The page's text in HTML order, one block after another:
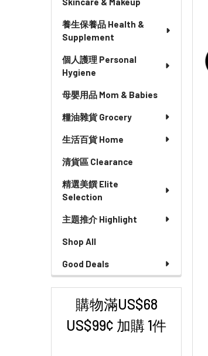
養生保養品 Health &
Supplement
個人護理 Personal
Hygiene
母嬰用品 Mom & Babies
糧油雜貨 Grocery
生活百貨 Home
清貨區 Clearance
精選美饌 Elite
Selection
主題推介 Highlight
Shop All
Good Deals
購物滿US$68
US$99¢ 加購 1件